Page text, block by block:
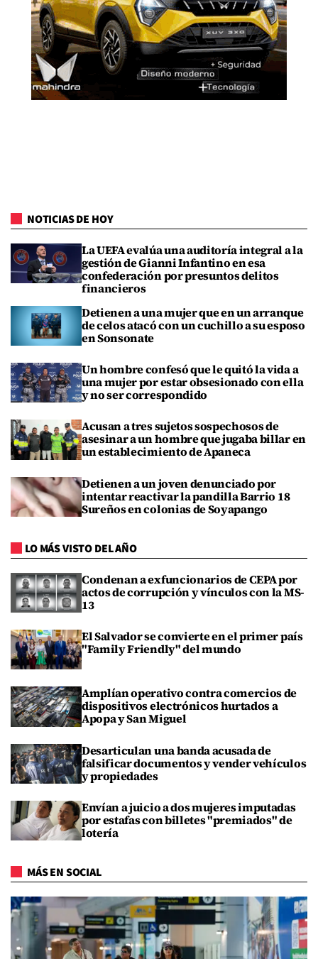
NOTICIAS DE HOY
La UEFA evalúa una auditoría integral a la
gestión de Gianni Infantino en esa
confederación por presuntos delitos
financieros
Detienen a una mujer que en un arranque
de celos atacó con un cuchillo a su esposo
en Sonsonate
Un hombre confesó que le quitó la vida a
una mujer por estar obsesionado con ella
y no ser correspondido
Acusan a tres sujetos sospechosos de
asesinar a un hombre que jugaba billar en
un establecimiento de Apaneca
Detienen a un joven denunciado por
intentar reactivar la pandilla Barrio 18
Sureños en colonias de Soyapango
LO MÁS VISTO DEL AÑO
Condenan a exfuncionarios de CEPA por
actos de corrupción y vínculos con la MS-
13
El Salvador se convierte en el primer país
"Family Friendly" del mundo
Amplían operativo contra comercios de
dispositivos electrónicos hurtados a
Apopa y San Miguel
Desarticulan una banda acusada de
falsificar documentos y vender vehículos
y propiedades
Envían a juicio a dos mujeres imputadas
por estafas con billetes "premiados" de
lotería
MÁS EN SOCIAL